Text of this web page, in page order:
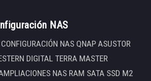
NAS
NAS QNAP ASUSTOR
DIGITAL TERRA MASTER
NAS RAM SATA SSD M2